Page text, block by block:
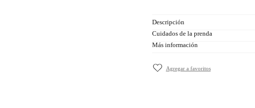
Descripción
Cuidados de la prenda
Más información